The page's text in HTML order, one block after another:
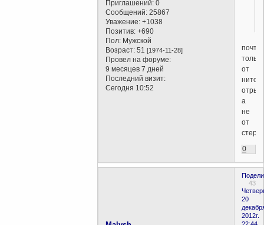
Приглашений: 0
Сообщений: 25867
Уважение: +1038
Позитив: +690
Пол: Мужской
Возраст: 51[1974-11-28]
Провел на форуме:
9 месяцев 7 дней
Последний визит:
Сегодня 10:52
почти.
только
от
а
не
от
0
43
20
2012г.